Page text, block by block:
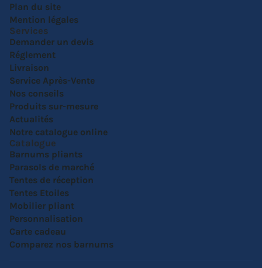
Plan du site
Mention légales
Services
Demander un devis
Réglement
Livraison
Service Après-Vente
Nos conseils
Produits sur-mesure
Actualités
Notre catalogue online
Catalogue
Barnums pliants
Parasols de marché
Tentes de réception
Tentes Etoiles
Mobilier pliant
Personnalisation
Carte cadeau
Comparez nos barnums